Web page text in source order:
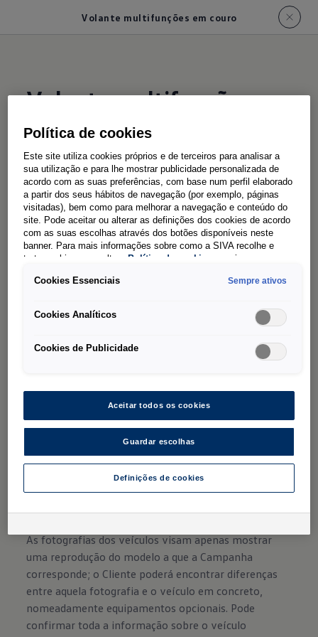
Volante multifunções em couro
Volante multifunções em
couro
Tudosob controlo
Mude de estação - e mantenha as duas mãos
firmes no seu volante multifuncional. Com as
teclas integradas pode comandar
comodamente o sistema de rádio ou de
telemóvel e até o sistema de regulação da
velocidade.
As fotografias dos veículos visam apenas mostrar
uma reprodução do modelo a que a Campanha
corresponde; o Cliente poderá encontrar diferenças
entre aquela fotografia e o veículo em concreto,
nomeadamente equipamentos opcionais. Pode
confirmar toda a informação sobre o veículo
Política de cookies
Este site utiliza cookies próprios e de terceiros para analisar a
sua utilização e para lhe mostrar publicidade personalizada de
acordo com as suas preferências, com base num perfil elaborado
a partir dos seus hábitos de navegação (por exemplo, páginas
visitadas), bem como para melhorar a navegação e conteúdo do
site. Pode aceitar ou alterar as definições dos cookies de acordo
com as suas escolhas através dos botões disponíveis neste
banner. Para mais informações sobre como a SIVA recolhe e
trata cookies, consulte aPolítica de cookies em vigor.
Cookies Essenciais Sempre ativos
Cookies Analíticos
Cookies de Publicidade
Aceitar todos os cookies
Guardar escolhas
Definições de cookies